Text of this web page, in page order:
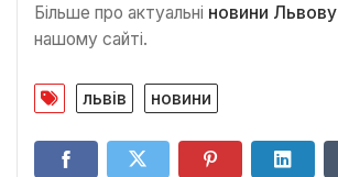
Більше про актуальні новини Львову
нашому сайті.
львів новини